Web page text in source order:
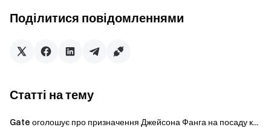
Підтвердження резервів
Поділитися повідомленнями
Статті на тему
Gate оголошує про призначення Джейсона Фанга на посаду к...